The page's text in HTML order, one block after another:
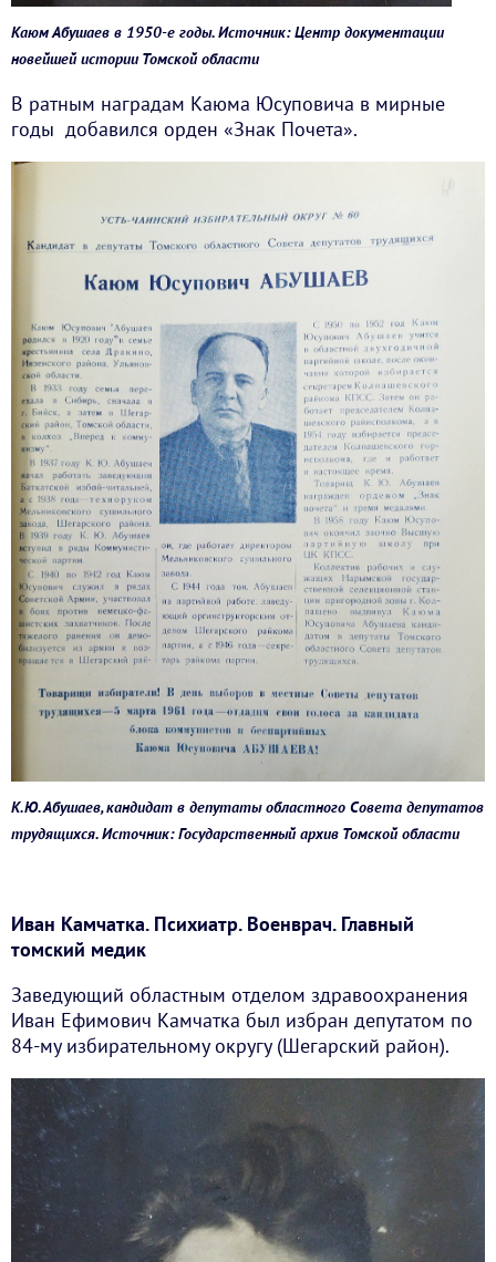
Каюм Абушаев в 1950-е годы. Источник: Центр документации
новейшей истории Томской области
В ратным наградам Каюма Юсуповича в мирные
годы добавился орден «Знак Почета».
К.Ю. Абушаев, кандидат в депутаты областного Совета депутатов
трудящихся. Источник: Государственный архив Томской области
Иван Камчатка. Психиатр. Военврач. Главный
томский медик
Заведующий областным отделом здравоохранения
Иван Ефимович Камчатка был избран депутатом по
84-му избирательному округу (Шегарский район).